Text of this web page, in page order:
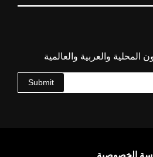
المحلية والعربية والعالمية
Submit